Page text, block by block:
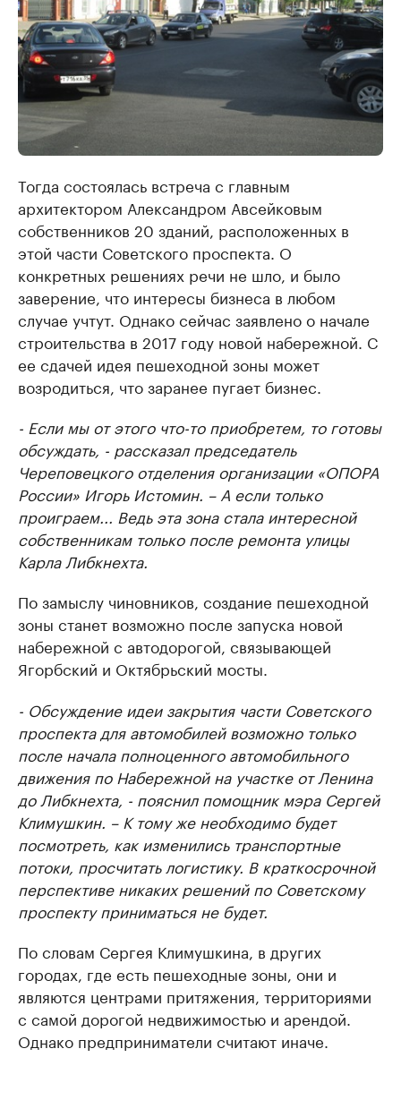
Тогда состоялась встреча с главным
архитектором Александром Авсейковым
собственников 20 зданий, расположенных в
этой части Советского проспекта. О
конкретных решениях речи не шло, и было
заверение, что интересы бизнеса в любом
случае учтут. Однако сейчас заявлено о начале
строительства в 2017 году новой набережной. С
ее сдачей идея пешеходной зоны может
возродиться, что заранее пугает бизнес.
- Если мы от этого что-то приобретем, то готовы
обсуждать, - рассказал председатель
Череповецкого отделения организации «ОПОРА
России» Игорь Истомин. – А если только
проиграем... Ведь эта зона стала интересной
собственникам только после ремонта улицы
Карла Либкнехта.
По замыслу чиновников, создание пешеходной
зоны станет возможно после запуска новой
набережной с автодорогой, связывающей
Ягорбский и Октябрьский мосты.
- Обсуждение идеи закрытия части Советского
проспекта для автомобилей возможно только
после начала полноценного автомобильного
движения по Набережной на участке от Ленина
до Либкнехта, - пояснил помощник мэра Сергей
Климушкин. – К тому же необходимо будет
посмотреть, как изменились транспортные
потоки, просчитать логистику. В краткосрочной
перспективе никаких решений по Советскому
проспекту приниматься не будет.
По словам Сергея Климушкина, в других
городах, где есть пешеходные зоны, они и
являются центрами притяжения, территориями
с самой дорогой недвижимостью и арендой.
Однако предприниматели считают иначе.